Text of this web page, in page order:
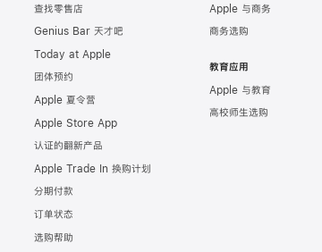
查找零售店
Genius Bar 天才吧
Today at Apple
团体预约
Apple 夏令营
Apple Store App
认证的翻新产品
Apple Trade In 换购计划
分期付款
订单状态
选购帮助
Apple 与商务
商务选购
教育应用
Apple 与教育
高校师生选购